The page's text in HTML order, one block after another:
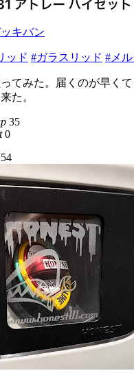
キバン
ッド #ガラスリッド #メル
てみた。届くのが早くて
た。
35
0